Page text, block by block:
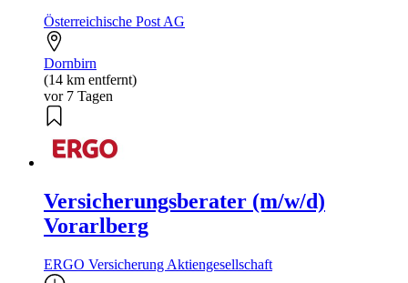
Österreichische Post AG
Dornbirn
(14 km entfernt)
vor 7 Tagen
Versicherungsberater (m/w/d)
Vorarlberg
ERGO Versicherung Aktiengesellschaft